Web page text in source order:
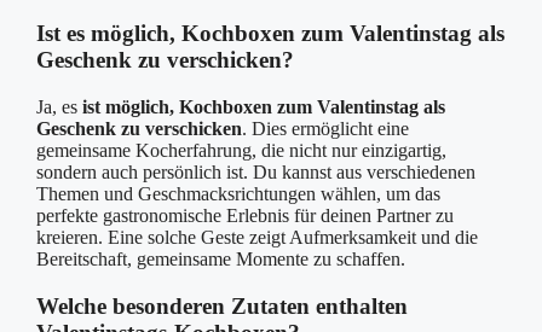
Ist es möglich, Kochboxen zum Valentinstag als
Geschenk zu verschicken?
Ja, es ist möglich, Kochboxen zum Valentinstag als
Geschenk zu verschicken. Dies ermöglicht eine
gemeinsame Kocherfahrung, die nicht nur einzigartig,
sondern auch persönlich ist. Du kannst aus verschiedenen
Themen und Geschmacksrichtungen wählen, um das
perfekte gastronomische Erlebnis für deinen Partner zu
kreieren. Eine solche Geste zeigt Aufmerksamkeit und die
Bereitschaft, gemeinsame Momente zu schaffen.
Welche besonderen Zutaten enthalten